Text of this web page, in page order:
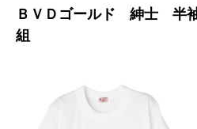
ＢＶＤゴールド 紳士 半
組